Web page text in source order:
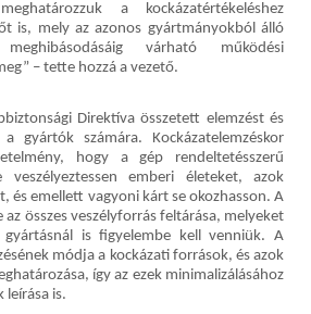
a kockázatértékeléshez
is, mely az azonos gyártmányokból álló
várható működési
– tette hozzá a vezető.
Direktíva összetett elemzést és
gyártók számára. Kockázatelemzéskor
hogy a gép rendeltetésszerű
emberi életeket, azok
és emellett vagyoni kárt se okozhasson. A
az összes veszélyforrás feltárása, melyeket
is figyelembe kell venniük. A
módja a kockázati források, és azok
így az ezek minimalizálásához
leírása is.